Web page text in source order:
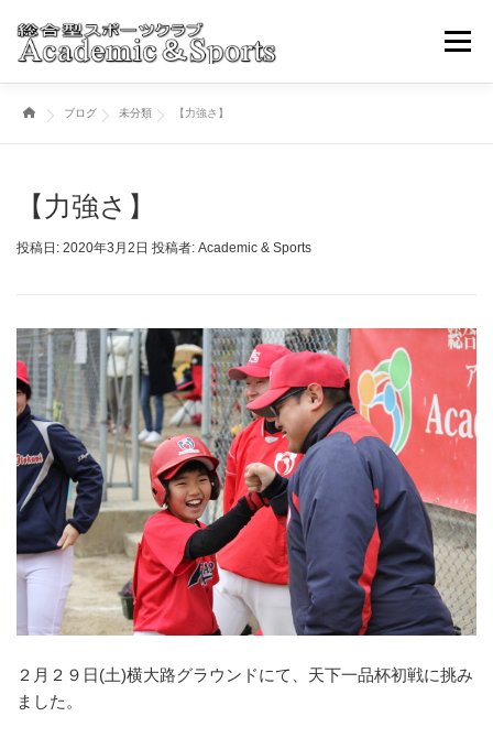
メニュ
トップページ アカスポについて
ブログ・ニュースその他
ブログ 未分類 【力強さ】
【力強さ】
投稿日: 2020年3月2日 投稿者: Academic & Sports
２月２９日(土)横大路グラウンドにて、 天下一品杯初戦に挑み
ました。